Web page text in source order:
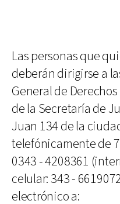
Las personas que
deberán dirigirse a
General de
de la Secretaría de
Juan 134 de la
telefónicamente de
0343 - 4208361
celular: 343 -
electrónico a: